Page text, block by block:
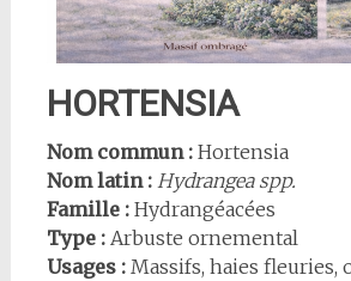
HORTENSIA
Nom commun :Hortensia
Nom latin : Hydrangea spp.
Famille :Hydrangéacées
Type :Arbuste ornemental
Usages :Massifs, haies fleuries,